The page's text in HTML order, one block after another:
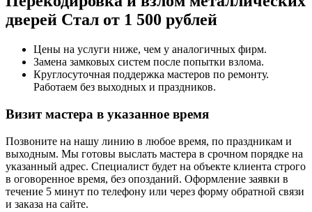
дверей Стал от 1 500 рублей
Цены на услуги ниже, чем у аналогичных фирм.
Замена замковых систем после попытки взлома.
Круглосуточная поддержка мастеров по ремонту.
Работаем без выходных и праздников.
Визит мастера в указанное время
Позвоните на нашу линию в любое время, по праздникам и
выходным. Мы готовы выслать мастера в срочном порядке на
указанный адрес. Специалист будет на объекте клиента строго
в оговоренное время, без опозданий. Оформление заявки в
течение 5 минут по телефону или через форму обратной связи
и заказа на сайте.